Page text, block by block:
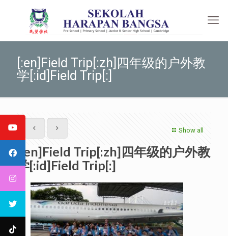
[:en]Field Trip[:zh]四年级的户外教
学[:id]Field Trip[:]
Show all
[:en]Field Trip[:zh]四年级的户外教
学[:id]Field Trip[:]